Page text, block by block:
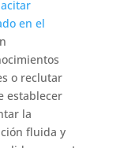
en el
o reclutar
establecer
la
fluida y